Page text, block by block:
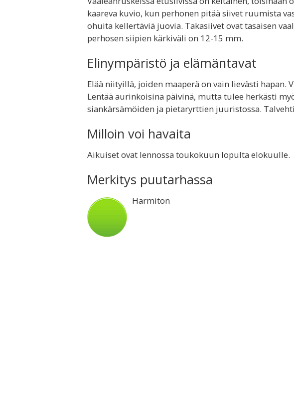
kaareva kuvio, kun perhonen pitää siivet ruumista
ohuita kellertäviä juovia. Takasiivet ovat tasaisen
perhosen siipien kärkiväli on 12-15 mm.
Elinympäristö ja elämäntavat
Elää niityillä, joiden maaperä on vain lievästi hapan.
Lentää aurinkoisina päivinä, mutta tulee herkästi
siankärsämöiden ja pietaryrttien juuristossa.
Milloin voi havaita
Aikuiset ovat lennossa toukokuun lopulta elokuulle.
Merkitys puutarhassa
Harmiton